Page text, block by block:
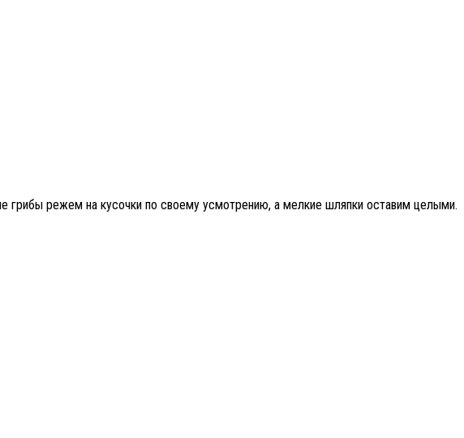
режем на кусочки по своему усмотрению, а мелкие шляпки оставим целыми.